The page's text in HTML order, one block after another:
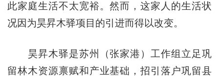
此家庭生活不太宽裕。然而，这家人的生活状
况因为昊昇木驿项目的引进而得以改变。
昊昇木驿是苏州（张家港）工作组立足巩
留林木资源禀赋和产业基础，招引落户巩留县